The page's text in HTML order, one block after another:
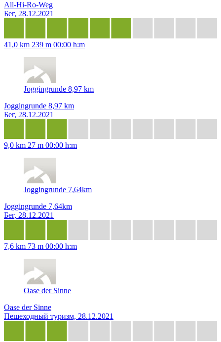
All-Hi-Ro-Weg
Бег, 28.12.2021
41,0 km 239 m 00:00 h:m
Joggingrunde 8,97 km
Joggingrunde 8,97 km
Бег, 28.12.2021
9,0 km 27 m 00:00 h:m
Joggingrunde 7,64km
Joggingrunde 7,64km
Бег, 28.12.2021
7,6 km 73 m 00:00 h:m
Oase der Sinne
Oase der Sinne
Пешеходный туризм, 28.12.2021